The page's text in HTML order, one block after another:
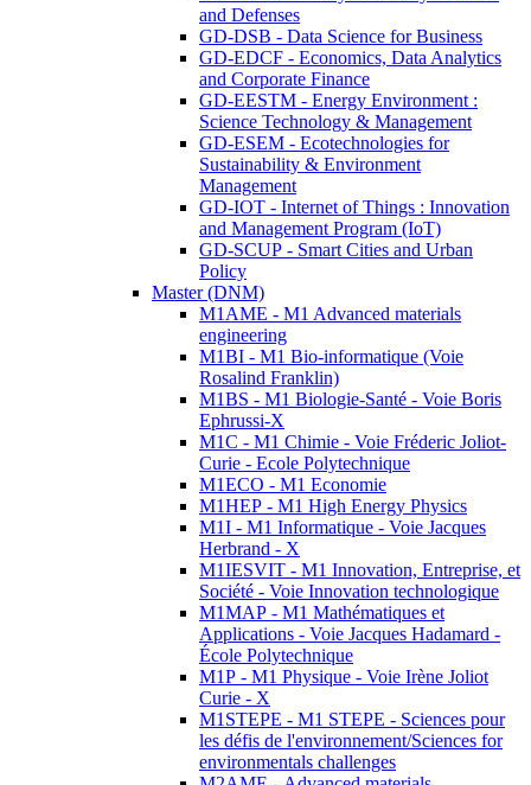
and Defenses
GD-DSB - Data Science for Business
GD-EDCF - Economics, Data Analytics
and Corporate Finance
GD-EESTM - Energy Environment :
Science Technology & Management
GD-ESEM - Ecotechnologies for
Sustainability & Environment
Management
GD-IOT - Internet of Things : Innovation
and Management Program (IoT)
GD-SCUP - Smart Cities and Urban
Policy
Master (DNM)
M1AME - M1 Advanced materials
engineering
M1BI - M1 Bio-informatique (Voie
Rosalind Franklin)
M1BS - M1 Biologie-Santé - Voie Boris
Ephrussi-X
M1C - M1 Chimie - Voie Fréderic Joliot-
Curie - Ecole Polytechnique
M1ECO - M1 Economie
M1HEP - M1 High Energy Physics
M1I - M1 Informatique - Voie Jacques
Herbrand - X
M1IESVIT - M1 Innovation, Entreprise, et
Société - Voie Innovation technologique
M1MAP - M1 Mathématiques et
Applications - Voie Jacques Hadamard -
École Polytechnique
M1P - M1 Physique - Voie Irène Joliot
Curie - X
M1STEPE - M1 STEPE - Sciences pour
les défis de l'environnement/Sciences for
environmentals challenges